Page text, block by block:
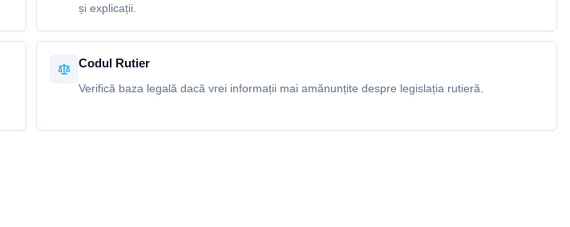
și explicații.
Codul Rutier
Verifică baza legală dacă vrei informații mai amănunțite despre legislația rutieră.